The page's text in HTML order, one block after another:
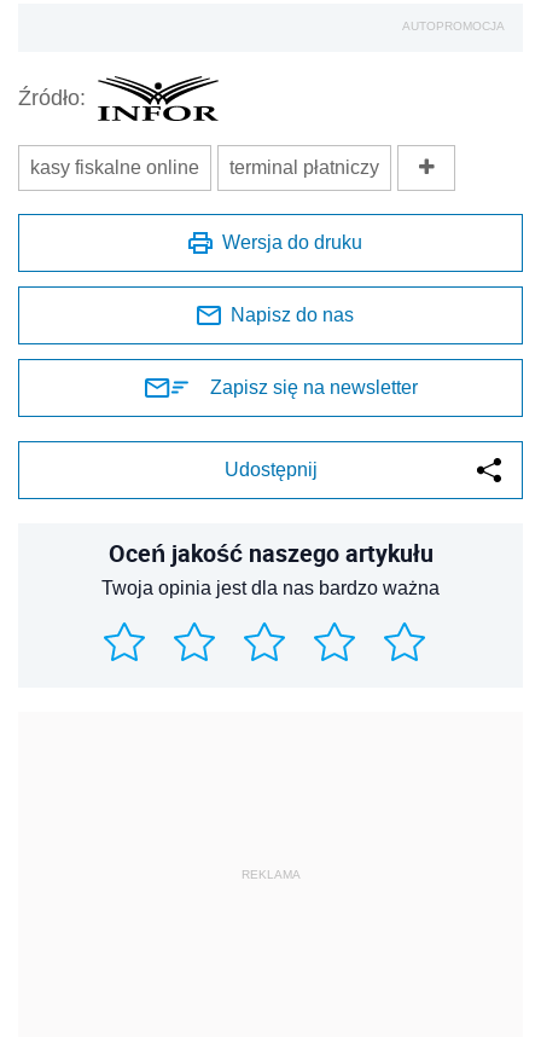
AUTOPROMOCJA
Źródło:
kasy fiskalne online terminal płatniczy
Wersja do druku
Napisz do nas
Zapisz się na newsletter
Udostępnij
Oceń jakość naszego artykułu
Twoja opinia jest dla nas bardzo ważna
REKLAMA